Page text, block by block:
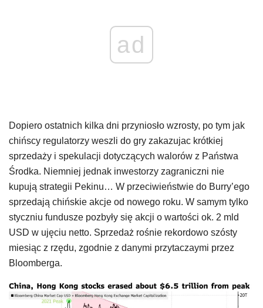
ad
Dopiero ostatnich kilka dni przyniosło wzrosty, po tym jak
chińscy regulatorzy weszli do gry zakazujac krótkiej
sprzedaży i spekulacji dotyczących walorów z Państwa
Środka. Niemniej jednak inwestorzy zagraniczni nie
kupują strategii Pekinu… W przeciwieństwie do Burry’ego
sprzedają chińskie akcje od nowego roku. W samym tylko
styczniu fundusze pozbyły się akcji o wartości ok. 2 mld
USD w ujęciu netto. Sprzedaż rośnie rekordowo szósty
miesiąc z rzędu, zgodnie z danymi przytaczaymi przez
Bloomberga.